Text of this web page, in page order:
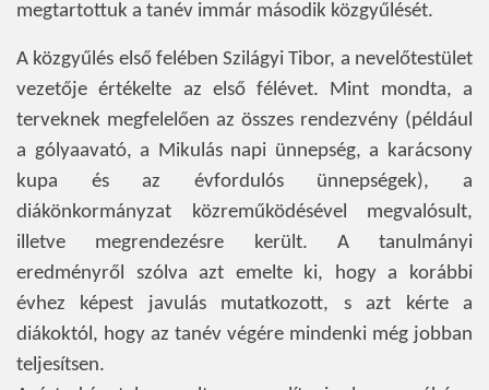
megtartottuk a tanév immár második közgyűlését.
A közgyűlés első felében Szilágyi Tibor, a nevelőtestület
vezetője értékelte az első félévet. Mint mondta, a
terveknek megfelelően az összes rendezvény (például
a gólyaavató, a Mikulás napi ünnepség, a karácsony
kupa és az évfordulós ünnepségek), a
diákönkormányzat közreműködésével megvalósult,
illetve megrendezésre került. A tanulmányi
eredményről szólva azt emelte ki, hogy a korábbi
évhez képest javulás mutatkozott, s azt kérte a
diákoktól, hogy az tanév végére mindenki még jobban
teljesítsen.